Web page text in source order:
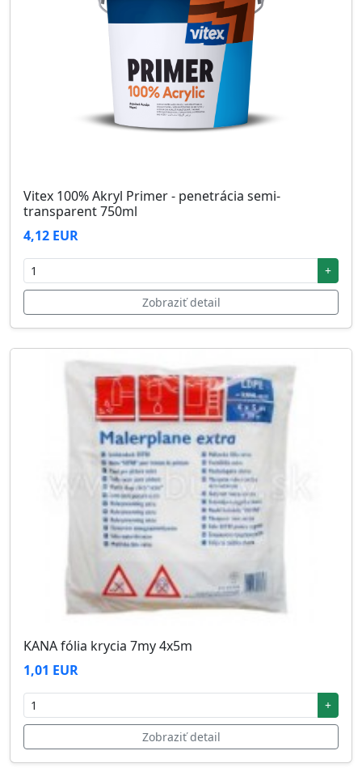
Vitex 100% Akryl Primer - penetrácia semi-
transparent 750ml
4,12 EUR
+
Zobraziť detail
KANA fólia krycia 7my 4x5m
1,01 EUR
+
Zobraziť detail